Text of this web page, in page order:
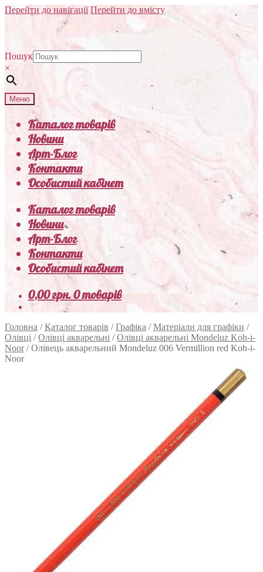
Перейти до навігації Перейти до вмісту
Пошук
×
Меню
Каталог товарів
Новини
Арт-Блог
Контакти
Особистий кабінет
Каталог товарів
Новини
Арт-Блог
Контакти
Особистий кабінет
0,00грн.0 товарів
Головна /Каталог товарів /Графіка /Матеріали для графіки /
Олівці /Олівці акварельні /Олівці акварельні Mondeluz Koh-i-
Noor/Олівець акварельний Mondeluz 006 Vermillion red Koh-i-
Noor